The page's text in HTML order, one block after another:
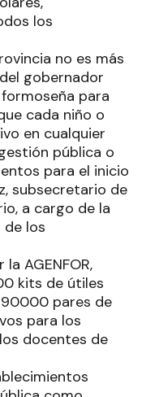
los
no es más
gobernador
para
cada niño o
en cualquier
pública o
para el inicio
subsecretario de
a cargo de la
los
AGENFOR,
kits de útiles
pares de
para los
docentes de